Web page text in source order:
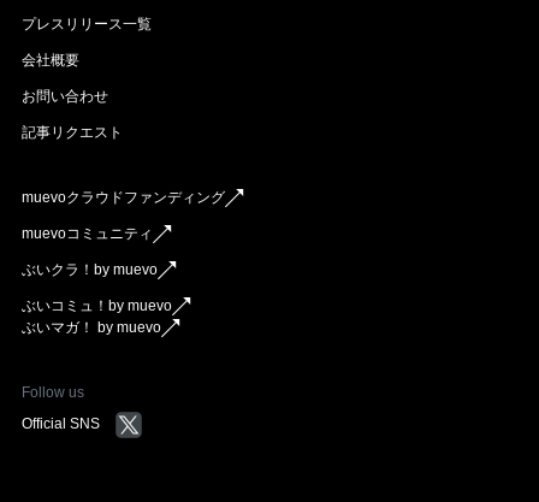
プレスリリース一覧
会社概要
お問い合わせ
記事リクエスト
muevoクラウドファンディング
muevoコミュニティ
ぶいクラ！by muevo
ぶいコミュ！by muevo
ぶいマガ！ by muevo
Follow us
Official SNS